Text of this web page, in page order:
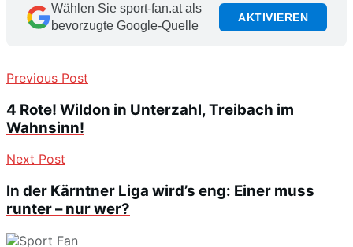
Wählen Sie sport-fan.at als
bevorzugte Google-Quelle
AKTIVIEREN
Previous Post
4 Rote! Wildon in Unterzahl, Treibach im
Wahnsinn!
Next Post
In der Kärntner Liga wird’s eng: Einer muss
runter – nur wer?